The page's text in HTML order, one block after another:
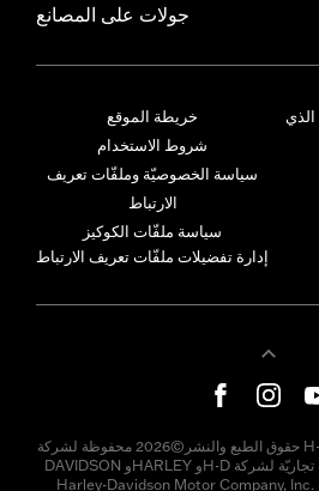
جولات على المصانع
خريطة الموقع
شروط الاستخدام
سياسة الخصوصيّة وملفّات تعريف
الارتباط
سياسة ملفّات الكوكيز
إدارة تفضيلات ملفّات تعريف الارتباط
حقوق الطبع والنشر©2026 محفوظة لشركة H-D وشركاتها التابعة. HARLEY-
DAVIDSON وHARLEY وH-D وشعار الشّريط والدرع علامات تجاريّة لشركة
Harley-Davidson Motor Company, Inc. أمّا العلامات التجاريّة الخاصّة